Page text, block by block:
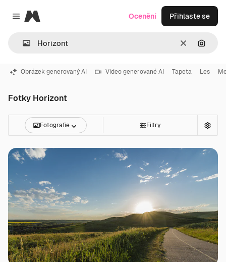
Close menu
Magnific
ZrušitHledat
Ocenění Přihlaste se
Obrázek generovaný AI Video generované AI Tapeta Les
Fotky Horizont
Fotografie Filtry